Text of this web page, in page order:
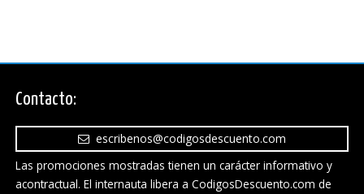
Contacto:
escribenos@codigosdescuento.com
Las promociones mostradas tienen un carácter informativo y
acontractual. El internauta libera a CodigosDescuento.com de